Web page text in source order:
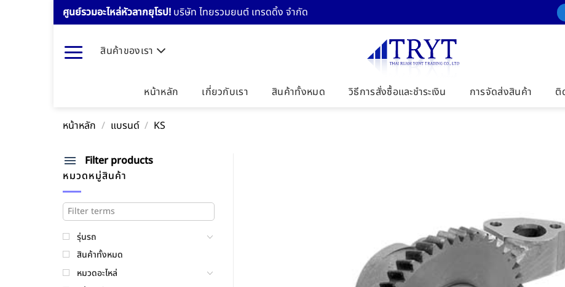
Skip
to
ศูนย์รวมอะไหล่หัวลากยุโรป! บริษัท ไทยรวมยนต์ เทรดดิ้ง จำกัด
สินค้าของเรา
หน้าหลัก เกี่ยวกับเรา สินค้าทั้งหมด วิธีการสั่งซื้อและชำระเงิน การจัดส่งสินค้า ติ
หน้าหลัก / แบรนด์ / KS
Filter products
หมวดหมู่สินค้า
รุ่นรถ
สินค้าทั้งหมด
หมวดอะไหล่